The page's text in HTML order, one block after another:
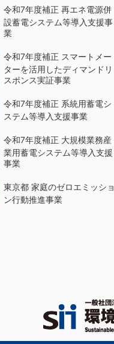
令和7年度補正 再エネ電源併
設蓄電システム等導入支援事
業
令和7年度補正 スマートメー
ターを活用したディマンドリ
スポンス実証事業
令和7年度補正 系統用蓄電シ
ステム等導入支援事業
令和7年度補正 大規模業務産
業用蓄電システム等導入支援
事業
東京都 家庭のゼロエミッショ
ン行動推進事業